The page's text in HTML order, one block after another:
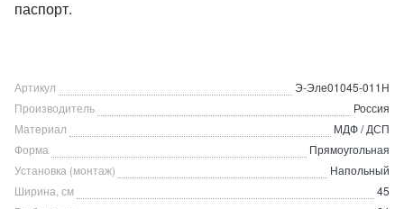
паспорт.
Артикул
Э-Эле01045-011Н
Производитель
Россия
Материал
МДФ / ДСП
Форма
Прямоугольная
Установка (монтаж)
Напольный
Ширина, см
45